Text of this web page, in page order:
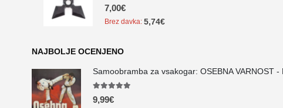
0out of 5
7,00€
Brez davka: 5,74€
NAJBOLJE OCENJENO
Samoobramba za vsakogar: OSEBNA VARNOST -
5.00out of 5
9,99€